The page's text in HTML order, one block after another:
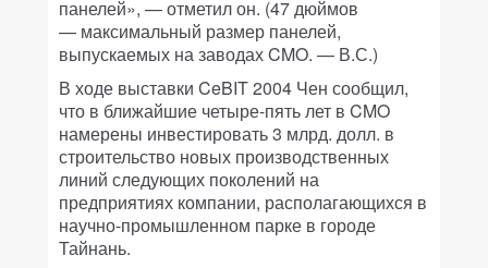
панелей», — отметил он. (47 дюймов
— максимальный размер панелей,
выпускаемых на заводах CMO. — В.С.)
В ходе выставки CeBIT 2004 Чен сообщил,
что в ближайшие четыре-пять лет в CMO
намерены инвестировать 3 млрд. долл. в
строительство новых производственных
линий следующих поколений на
предприятиях компании, располагающихся в
научно-промышленном парке в городе
Тайнань.